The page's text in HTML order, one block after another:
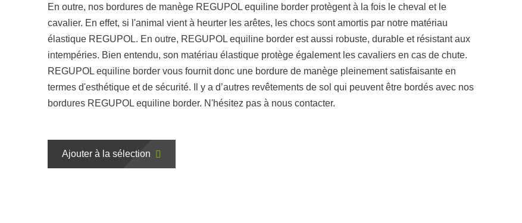
En outre, nos bordures de manège REGUPOL equiline border protègent à la fois le cheval et le
cavalier. En effet, si l'animal vient à heurter les arêtes, les chocs sont amortis par notre matériau
élastique REGUPOL. En outre, REGUPOL equiline border est aussi robuste, durable et résistant aux
intempéries. Bien entendu, son matériau élastique protège également les cavaliers en cas de chute.
REGUPOL equiline border vous fournit donc une bordure de manège pleinement satisfaisante en
termes d'esthétique et de sécurité. Il y a d’autres revêtements de sol qui peuvent être bordés avec nos
bordures REGUPOL equiline border. N'hésitez pas à nous contacter.
Ajouter à la sélection